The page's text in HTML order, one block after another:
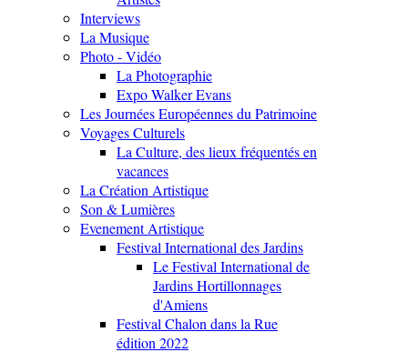
Interviews
La Musique
Photo - Vidéo
La Photographie
Expo Walker Evans
Les Journées Européennes du Patrimoine
Voyages Culturels
La Culture, des lieux fréquentés en
vacances
La Création Artistique
Son & Lumières
Evenement Artistique
Festival International des Jardins
Le Festival International de
Jardins Hortillonnages
d'Amiens
Festival Chalon dans la Rue
édition 2022